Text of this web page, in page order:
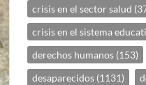
crisis en el sector salud
crisis en el sistema
derechos humanos (153)
desaparecidos (1131)